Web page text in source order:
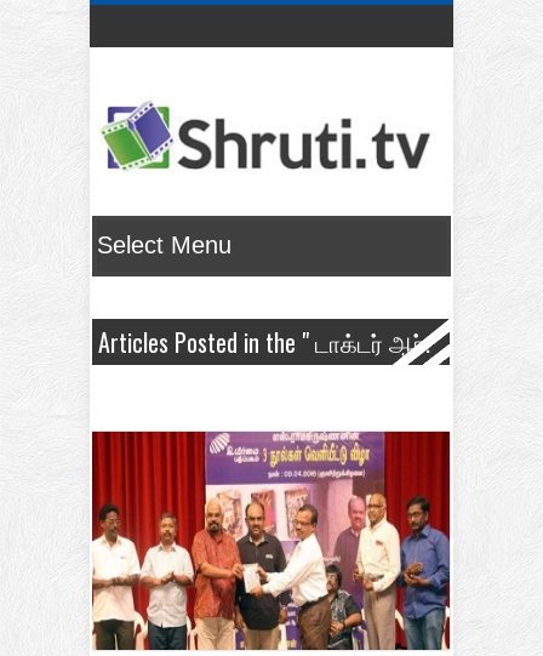
Articles Posted in the " டாக்டர் ஆர்.
திருநாவுக்கரசு " Category